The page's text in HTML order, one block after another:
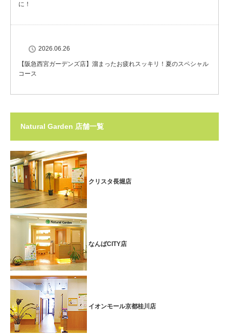
に！
2026.06.26
【阪急西宮ガーデンズ店】溜まったお疲れスッキリ！夏のスペシャル
コース
Natural Garden 店舗一覧
クリスタ長堀店
なんばCITY店
イオンモール京都桂川店